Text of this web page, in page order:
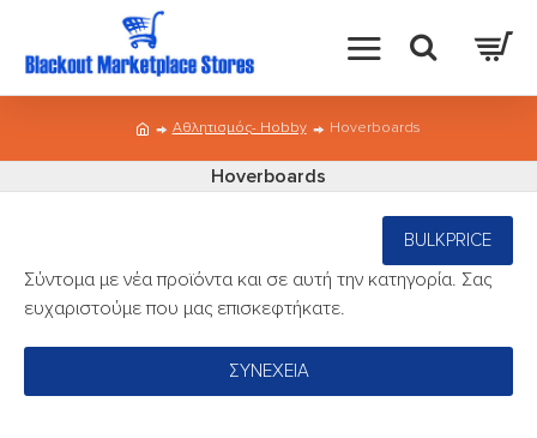
Αθλητισμός- Hobby Hoverboards
Hoverboards
BULKPRICE
Σύντομα με νέα προϊόντα και σε αυτή την κατηγορία. Σας
ευχαριστούμε που μας επισκεφτήκατε.
ΣΥΝΈΧΕΙΑ